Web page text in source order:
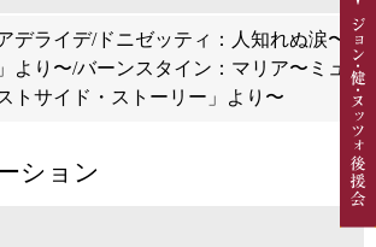
デライデ/ドニゼッティ：人知れぬ涙〜
より〜/バーンスタイン：マリア〜ミュ
トサイド・ストーリー」より〜
ション